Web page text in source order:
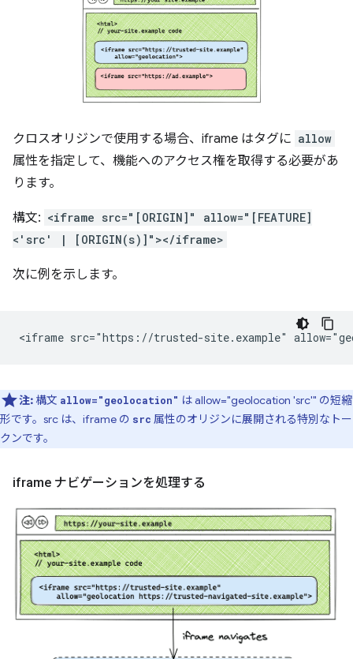
クロスオリジンで使用する場合、iframe はタグに allow
属性を指定して、機能へのアクセス権を取得する必要があ
ります。
構文: <iframe src="[ORIGIN]" allow="[FEATURE]
<'src' | [ORIGIN(s)]"></iframe>
次に例を示します。
注: 構文 allow="geolocation" は allow="geolocation 'src'" の短縮
形です。src は、iframe の src 属性のオリジンに展開される特別なトー
クンです。
iframe ナビゲーションを処理する